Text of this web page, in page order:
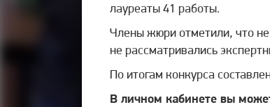
лауреаты 41 работы.
Члены жюри отметили, что
не рассматривались
По итогам конкурса
В личном кабинете вы